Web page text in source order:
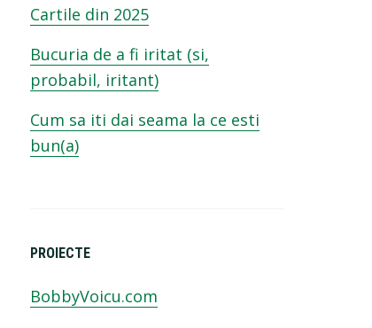
Cartile din 2025
Bucuria de a fi iritat (si,
probabil, iritant)
Cum sa iti dai seama la ce esti
bun(a)
PROIECTE
BobbyVoicu.com